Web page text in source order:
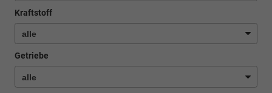
Kraftstoff
Getriebe